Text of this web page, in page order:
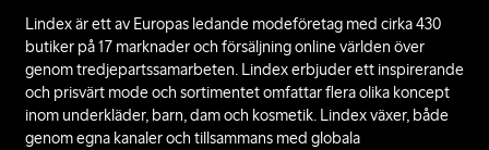
Lindex är ett av Europas ledande modeföretag med cirka 430
butiker på 17 marknader och försäljning online världen över
genom tredjepartssamarbeten. Lindex erbjuder ett inspirerande
och prisvärt mode och sortimentet omfattar flera olika koncept
inom underkläder, barn, dam och kosmetik. Lindex växer, både
genom egna kanaler och tillsammans med globala